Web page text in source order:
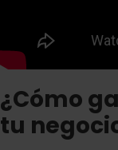
¿Cómo
tu